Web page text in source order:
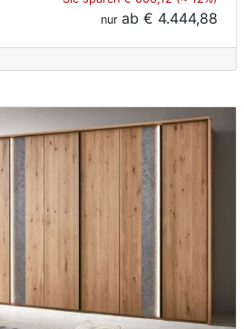
nur ab € 4.444,88